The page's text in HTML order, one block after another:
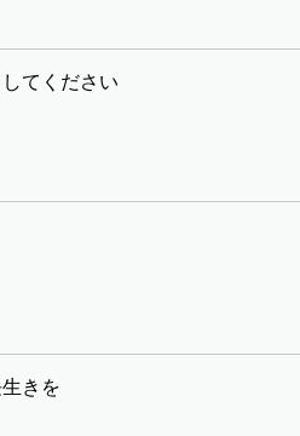
てください
きを